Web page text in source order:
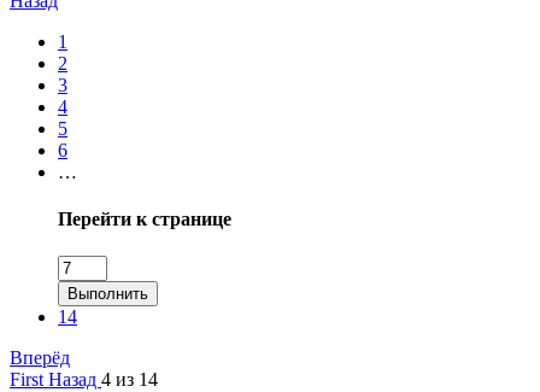
1
2
3
4
5
6
…
Перейти к странице
Выполнить
14
Вперёд
First Назад 4 из 14